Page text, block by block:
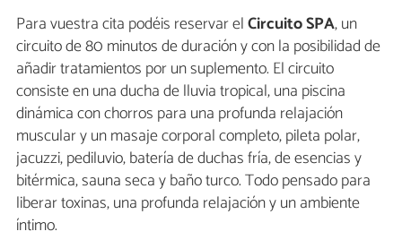
Para vuestra cita podéis reservar elCircuito SPA, un
circuito de 80 minutos de duración y con la posibilidad de
añadir tratamientos por un suplemento. El circuito
consiste en una ducha de lluvia tropical, una piscina
dinámica con chorros para una profunda relajación
muscular y un masaje corporal completo, pileta polar,
jacuzzi, pediluvio, batería de duchas fría, de esencias y
bitérmica, sauna seca y baño turco. Todo pensado para
liberar toxinas, una profunda relajación y un ambiente
íntimo.